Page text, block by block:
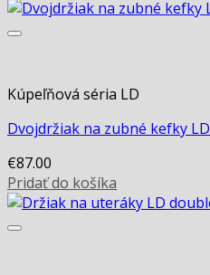
Kúpeľňová séria LD
Dvojdržiak na zubné kefky LD
€87.00
Pridať do košíka